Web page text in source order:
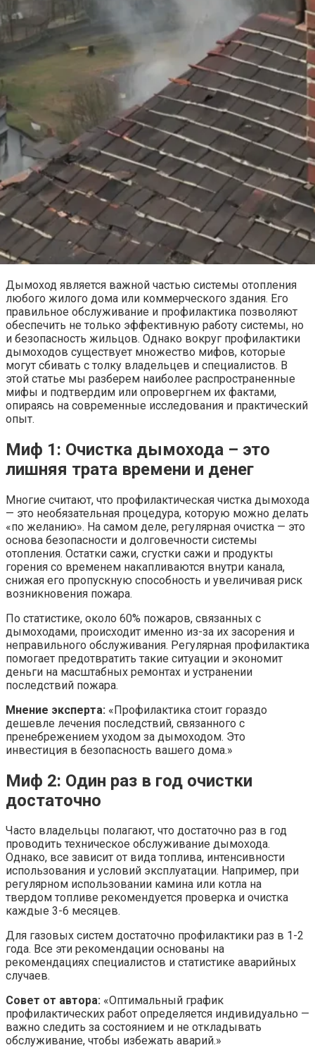
Дымоход является важной частью системы отопления
любого жилого дома или коммерческого здания. Его
правильное обслуживание и профилактика позволяют
обеспечить не только эффективную работу системы, но
и безопасность жильцов. Однако вокруг профилактики
дымоходов существует множество мифов, которые
могут сбивать с толку владельцев и специалистов. В
этой статье мы разберем наиболее распространенные
мифы и подтвердим или опровергнем их фактами,
опираясь на современные исследования и практический
опыт.
Миф 1: Очистка дымохода – это
лишняя трата времени и денег
Многие считают, что профилактическая чистка дымохода
— это необязательная процедура, которую можно делать
«по желанию». На самом деле, регулярная очистка — это
основа безопасности и долговечности системы
отопления. Остатки сажи, сгустки сажи и продукты
горения со временем накапливаются внутри канала,
снижая его пропускную способность и увеличивая риск
возникновения пожара.
По статистике, около 60% пожаров, связанных с
дымоходами, происходит именно из-за их засорения и
неправильного обслуживания. Регулярная профилактика
помогает предотвратить такие ситуации и экономит
деньги на масштабных ремонтах и устранении
последствий пожара.
Мнение эксперта: «Профилактика стоит гораздо
дешевле лечения последствий, связанного с
пренебрежением уходом за дымоходом. Это
инвестиция в безопасность вашего дома.»
Миф 2: Один раз в год очистки
достаточно
Часто владельцы полагают, что достаточно раз в год
проводить техническое обслуживание дымохода.
Однако, все зависит от вида топлива, интенсивности
использования и условий эксплуатации. Например, при
регулярном использовании камина или котла на
твердом топливе рекомендуется проверка и очистка
каждые 3-6 месяцев.
Для газовых систем достаточно профилактики раз в 1-2
года. Все эти рекомендации основаны на
рекомендациях специалистов и статистике аварийных
случаев.
Совет от автора: «Оптимальный график
профилактических работ определяется индивидуально —
важно следить за состоянием и не откладывать
обслуживание, чтобы избежать аварий.»